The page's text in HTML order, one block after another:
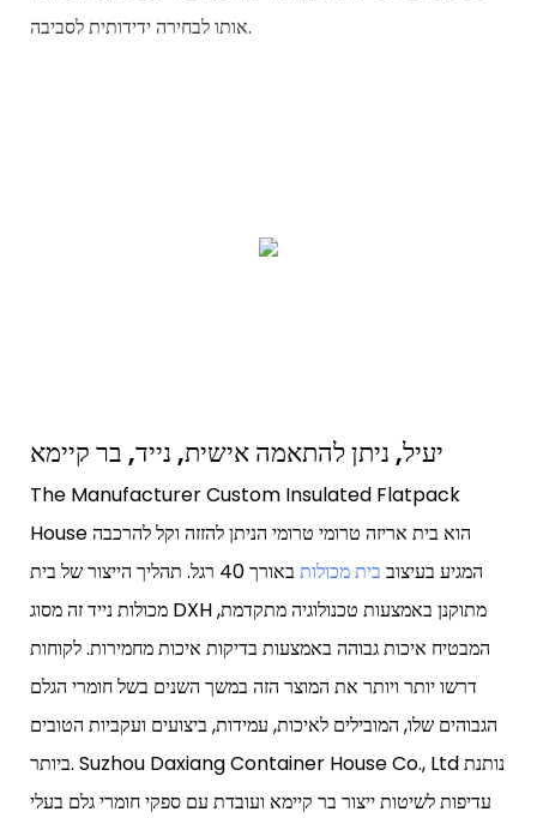
אותו לבחירה ידידותית לסביבה.
The Manufacturer Custom Insulated Flatpack
House הוא בית אריזה טרומי טרומי הניתן להזזה וקל להרכבה
המגיע בעיצוב בית מכולות
באורך 40 רגל. תהליך הייצור של בית
מכולות נייד זה מסוג DXH מתוקנן באמצעות טכנולוגיה מתקדמת,
המבטיח איכות גבוהה באמצעות בדיקות איכות מחמירות. לקוחות
דרשו יותר ויותר את המוצר הזה במשך השנים בשל חומרי הגלם
הגבוהים שלו, המובילים לאיכות, עמידות, ביצועים ועקביות הטובים
ביותר. Suzhou Daxiang Container House Co., Ltd נותנת
עדיפות לשיטות ייצור בר קיימא ועובדת עם ספקי חומרי גלם בעלי